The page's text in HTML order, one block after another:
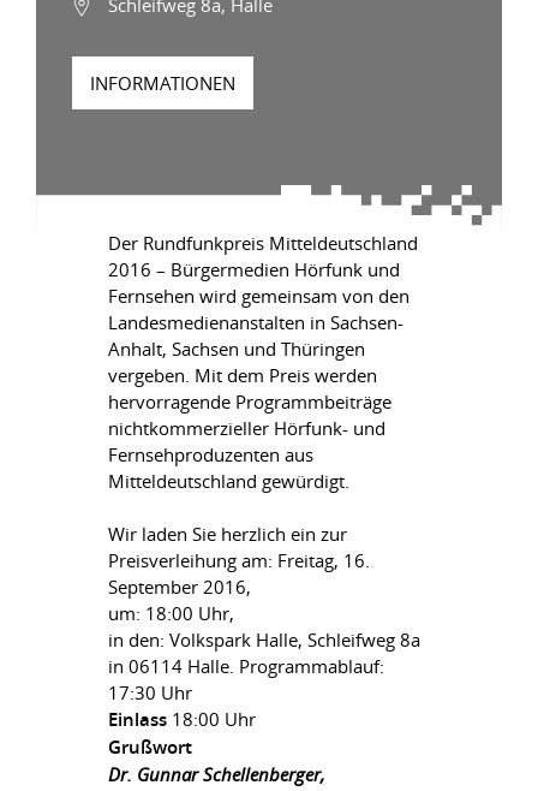
Schleifweg 8a, Halle
INFORMATIONEN
Der Rundfunkpreis Mitteldeutschland
2016 – Bürgermedien Hörfunk und
Fernsehen wird gemeinsam von den
Landesmedienanstalten in Sachsen-
Anhalt, Sachsen und Thüringen
vergeben. Mit dem Preis werden
hervorragende Programmbeiträge
nichtkommerzieller Hörfunk- und
Fernsehproduzenten aus
Mitteldeutschland gewürdigt.
Wir laden Sie herzlich ein zur
Preisverleihung am: Freitag, 16.
September 2016,
um: 18:00 Uhr,
in den: Volkspark Halle, Schleifweg 8a
in 06114 Halle. Programmablauf:
17:30 Uhr
Einlass 18:00 Uhr
Grußwort
Dr. Gunnar Schellenberger,